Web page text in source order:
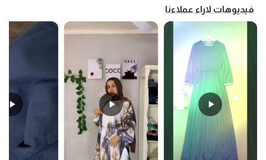
فيديوهات لاراء عملاءنا